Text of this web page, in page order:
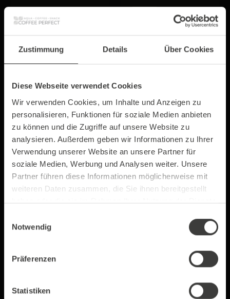
Zustimmung Details Über Cookies
Diese Webseite verwendet Cookies
Wir verwenden Cookies, um Inhalte und Anzeigen zu
personalisieren, Funktionen für soziale Medien anbieten
zu können und die Zugriffe auf unsere Website zu
analysieren. Außerdem geben wir Informationen zu Ihrer
Verwendung unserer Website an unsere Partner für
soziale Medien, Werbung und Analysen weiter. Unsere
Partner führen diese Informationen möglicherweise mit
weiteren Daten zusammen, die Sie ihnen bereitgestellt
haben oder die sie im Rahmen Ihrer Nutzung der Dienste
Notwendig
Präferenzen
Statistiken
Topping No. 6
1 kg (laktosefrei)
14,99 €*
Vanilla No. 16
1 kg
11,99 €*
Powder BIO
H-Milch 3,5% Fett